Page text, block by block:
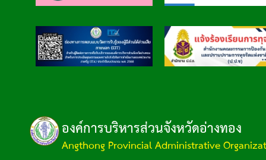
องค์การบริหารส่วนจังหวัดอ่างทอง
Angthong Provincial Administrative